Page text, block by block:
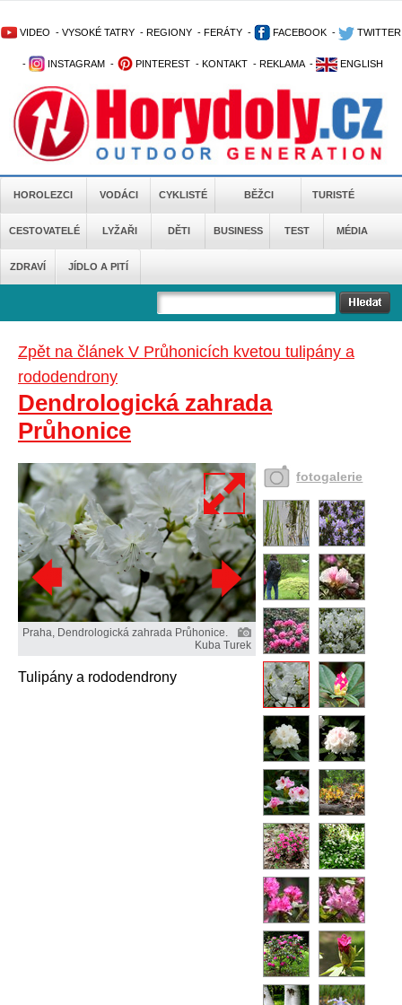
VIDEO - VYSOKÉ TATRY - REGIONY - FERÁTY - FACEBOOK - TWITTER
- INSTAGRAM - PINTEREST - KONTAKT - REKLAMA - ENGLISH
HOROLEZCI VODÁCI CYKLISTÉ BĚŽCI TURISTÉ
CESTOVATELÉ LYŽAŘI DĚTI BUSINESS TEST MÉDIA
ZDRAVÍ JÍDLO A PITÍ
Zpět na článek V Průhonicích kvetou tulipány a
rododendrony
Dendrologická zahrada
Průhonice
Praha, Dendrologická zahrada Průhonice.
Kuba Turek
Tulipány a rododendrony
fotogalerie